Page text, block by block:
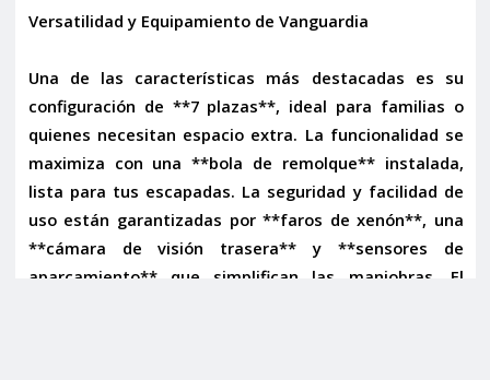
Versatilidad y Equipamiento de Vanguardia
Una de las características más destacadas es su
configuración de **7 plazas**, ideal para familias o
quienes necesitan espacio extra. La funcionalidad se
maximiza con una **bola de remolque** instalada,
lista para tus escapadas. La seguridad y facilidad de
uso están garantizadas por **faros de xenón**, una
**cámara de visión trasera** y **sensores de
aparcamiento** que simplifican las maniobras. El